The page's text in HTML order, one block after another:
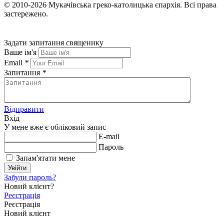
© 2010-2026 Мукачівська греко-католицька єпархія. Всі права
застережено.
Задати запитання священику
Ваше ім'я
Email *
Запитання *
Відправити
Вхід
У мене вже є обліковий запис
E-mail
Пароль
Запам'ятати мене
Увійти
Забули пароль?
Новий клієнт?
Реєстрація
Реєстрація
Новий клієнт